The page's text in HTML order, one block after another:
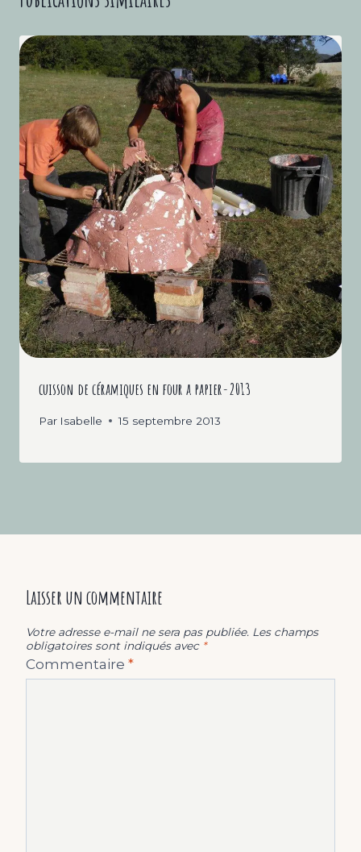
cuisson de céramiques en four a papier-2013
Par Isabelle 15 septembre 2013
Laisser un commentaire
Votre adresse e-mail ne sera pas publiée. Les champs
obligatoires sont indiqués avec *
Commentaire *